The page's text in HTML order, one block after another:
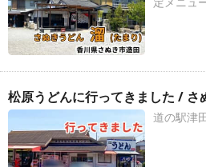
松原うどんに行ってきました / さ
道の駅津